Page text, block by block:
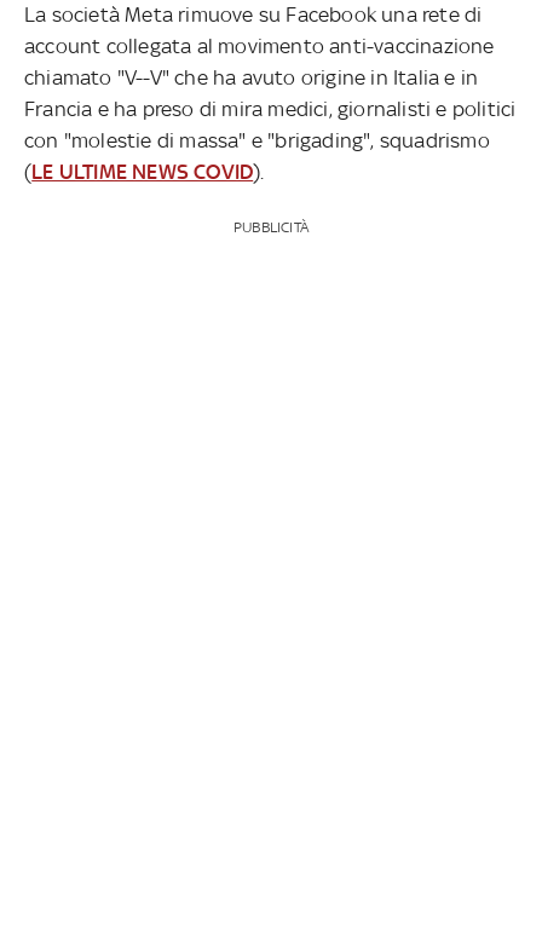
La società Meta rimuove su Facebook una rete di
account collegata al movimento anti-vaccinazione
chiamato "V--V" che ha avuto origine in Italia e in
Francia e ha preso di mira medici, giornalisti e politici
con "molestie di massa" e "brigading", squadrismo
(LE ULTIME NEWS COVID).
PUBBLICITÀ